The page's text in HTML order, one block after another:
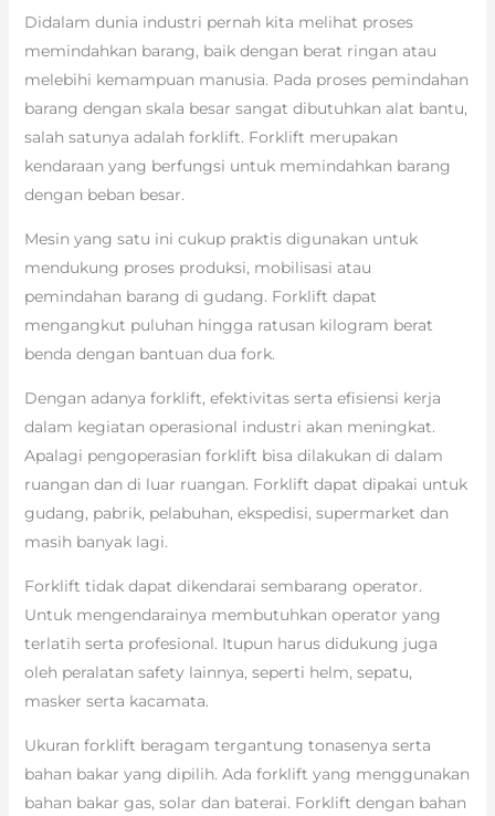
Didalam dunia industri pernah kita melihat proses
memindahkan barang, baik dengan berat ringan atau
melebihi kemampuan manusia. Pada proses pemindahan
barang dengan skala besar sangat dibutuhkan alat bantu,
salah satunya adalah forklift. Forklift merupakan
kendaraan yang berfungsi untuk memindahkan barang
dengan beban besar.
Mesin yang satu ini cukup praktis digunakan untuk
mendukung proses produksi, mobilisasi atau
pemindahan barang di gudang. Forklift dapat
mengangkut puluhan hingga ratusan kilogram berat
benda dengan bantuan dua fork.
Dengan adanya forklift, efektivitas serta efisiensi kerja
dalam kegiatan operasional industri akan meningkat.
Apalagi pengoperasian forklift bisa dilakukan di dalam
ruangan dan di luar ruangan. Forklift dapat dipakai untuk
gudang, pabrik, pelabuhan, ekspedisi, supermarket dan
masih banyak lagi.
Forklift tidak dapat dikendarai sembarang operator.
Untuk mengendarainya membutuhkan operator yang
terlatih serta profesional. Itupun harus didukung juga
oleh peralatan safety lainnya, seperti helm, sepatu,
masker serta kacamata.
Ukuran forklift beragam tergantung tonasenya serta
bahan bakar yang dipilih. Ada forklift yang menggunakan
bahan bakar gas, solar dan baterai. Forklift dengan bahan